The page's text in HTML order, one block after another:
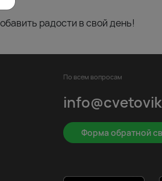
радости в свой день!
По всем вопросам
Форма обратной